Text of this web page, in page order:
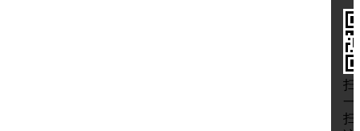
扫
一
扫